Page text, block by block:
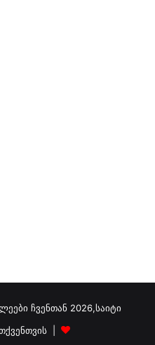
ჩვენთან 2026,საიტი
|